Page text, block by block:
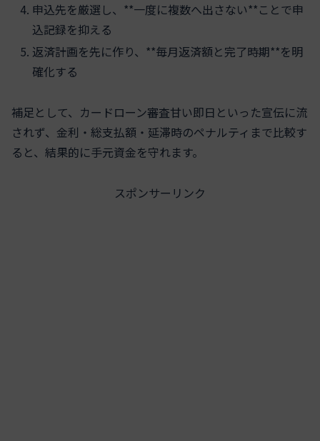
申込先を厳選し、**一度に複数へ出さない**ことで申
込記録を抑える
返済計画を先に作り、**毎月返済額と完了時期**を明
確化する
補足として、カードローン審査甘い即日といった宣伝に流
されず、金利・総支払額・延滞時のペナルティまで比較す
ると、結果的に手元資金を守れます。
スポンサーリンク